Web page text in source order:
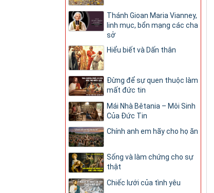
Thánh Gioan Maria Vianney,
linh mục, bổn mạng các cha
sở
Hiểu biết và Dấn thân
Đừng để sự quen thuộc làm
mất đức tin
Mái Nhà Bêtania – Môi Sinh
Của Đức Tin
Chính anh em hãy cho họ ăn
Sống và làm chứng cho sự
thật
Chiếc lưới của tình yêu